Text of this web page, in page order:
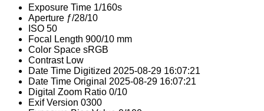
Exposure Time 1/160s
Aperture ƒ/28/10
ISO 50
Focal Length 900/10 mm
Color Space sRGB
Contrast Low
Date Time Digitized 2025-08-29 16:07:21
Date Time Original 2025-08-29 16:07:21
Digital Zoom Ratio 0/10
Exif Version 0300